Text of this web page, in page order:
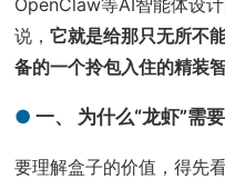
说，它就是给那只无所不
备的一个拎包入住的精装
一、 为什么“龙虾”需
要理解盒子的价值，得先